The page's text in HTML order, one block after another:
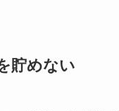
貯めない